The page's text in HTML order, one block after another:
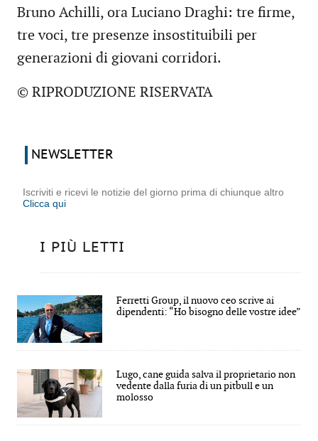
Bruno Achilli, ora Luciano Draghi: tre firme,
tre voci, tre presenze insostituibili per
generazioni di giovani corridori.
© RIPRODUZIONE RISERVATA
NEWSLETTER
Iscriviti e ricevi le notizie del giorno prima di chiunque altro
Clicca qui
I PIÙ LETTI
Ferretti Group, il nuovo ceo scrive ai
dipendenti: “Ho bisogno delle vostre idee”
Lugo, cane guida salva il proprietario non
vedente dalla furia di un pitbull e un
molosso